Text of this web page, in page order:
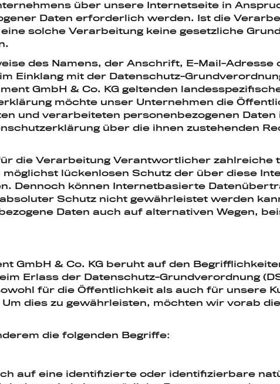
über unsere Internetseite in
Daten erforderlich werden. Ist die
solche Verarbeitung keine gesetzliche
des Namens, der Anschrift, E-Mail-Adresse
Einklang mit der Datenschutz-
GmbH & Co. KG geltenden
möchte unser Unternehmen die
und verarbeiteten personenbezogenen
über die ihnen zustehenden
die Verarbeitung Verantwortlicher zahlreiche
lückenlosen Schutz der über diese
Dennoch können Internetbasierte
Schutz nicht gewährleistet werden
Daten auch auf alternativen Wegen,
GmbH & Co. KG beruht auf den
Erlass der Datenschutz-Grundverordnung
für die Öffentlichkeit als auch für unsere
dies zu gewährleisten, möchten wir vorab
die folgenden Begriffe:
auf eine identifizierte oder identifizierbare